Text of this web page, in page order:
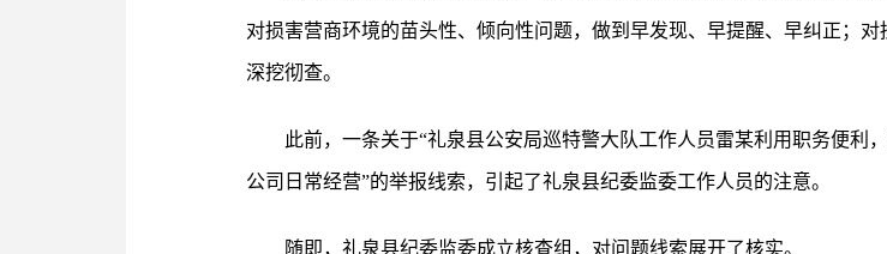
对损害营商环境的苗头性、倾向性问题，做到早发现、早提醒、早纠正；
深挖彻查。
此前，一条关于“礼泉县公安局巡特警大队工作人员雷某利用职务便利
公司日常经营”的举报线索，引起了礼泉县纪委监委工作人员的注意。
随即，礼泉县纪委监委成立核查组，对问题线索展开了核实。